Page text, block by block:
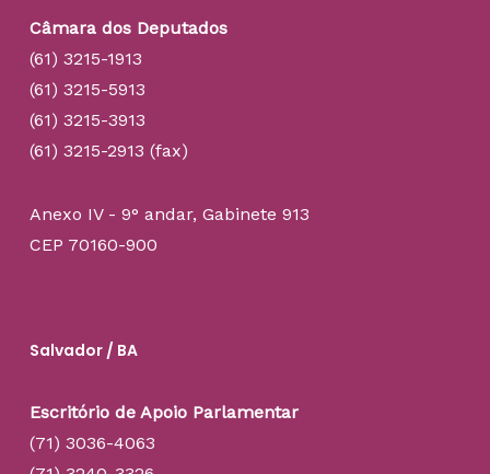
Câmara dos Deputados
(61) 3215-1913
(61) 3215-5913
(61) 3215-3913
(61) 3215-2913 (fax)
Anexo IV - 9° andar, Gabinete 913
CEP 70160-900
Salvador / BA
Escritório de Apoio Parlamentar
(71) 3036-4063